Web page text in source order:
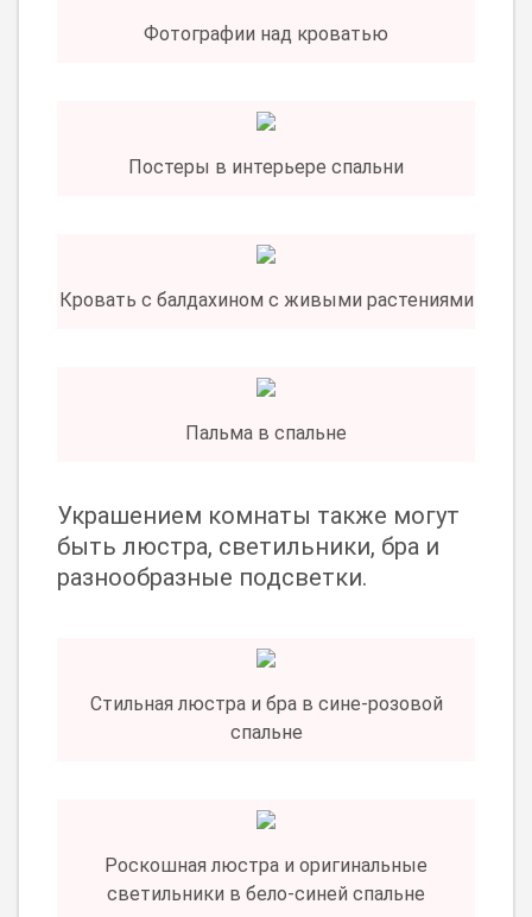
Фотографии над кроватью
Постеры в интерьере спальни
Кровать с балдахином с живыми растениями
Пальма в спальне
Украшением комнаты также могут
быть люстра, светильники, бра и
разнообразные подсветки.
Стильная люстра и бра в сине-розовой
спальне
Роскошная люстра и оригинальные
светильники в бело-синей спальне